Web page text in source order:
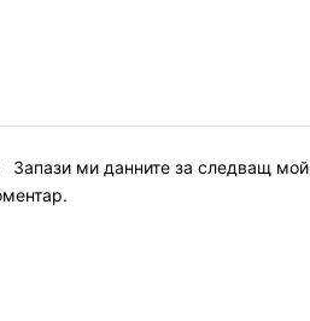
Запази ми данните за следващ мой